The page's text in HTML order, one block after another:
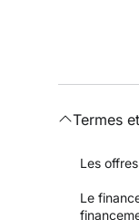
Termes
Les
Le